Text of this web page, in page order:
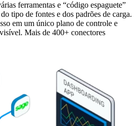
ferramentas e “código espaguete”
tipo de fontes e dos padrões de carga.
em um único plano de controle e
Mais de 400+ conectores